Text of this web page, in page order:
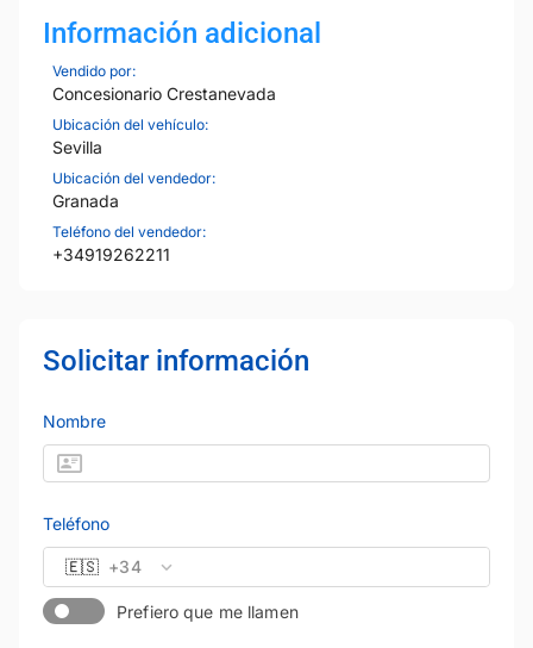
Información adicional
Vendido por:
Concesionario Crestanevada
Ubicación del vehículo:
Sevilla
Ubicación del vendedor:
Granada
Teléfono del vendedor:
+34919262211
Solicitar información
Nombre
Teléfono
🇪🇸 +34
Prefiero que me llamen